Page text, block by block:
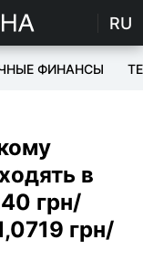
RU
ФИНАНСЫ
в
грн/
грн/